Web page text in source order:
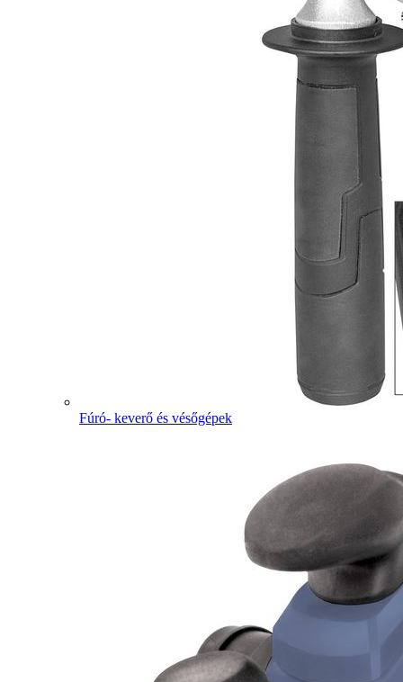
Fúró- keverő és vésőgépek